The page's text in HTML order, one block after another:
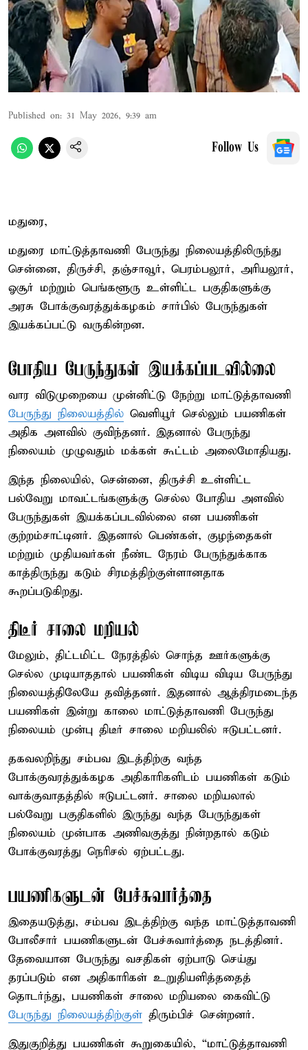
Published on: 31 May 2026, 9:39 am
Follow Us
மதுரை,
மதுரை மாட்டுத்தாவணி பேருந்து நிலையத்திலிருந்து
சென்னை, திருச்சி, தஞ்சாவூர், பெரம்பலூர், அரியலூர்,
ஓசூர் மற்றும் பெங்களூரு உள்ளிட்ட பகுதிகளுக்கு
அரசு போக்குவரத்துக்கழகம் சார்பில் பேருந்துகள்
இயக்கப்பட்டு வருகின்றன.
போதிய பேருந்துகள் இயக்கப்படவில்லை
வார விடுமுறையை முன்னிட்டு நேற்று மாட்டுத்தாவணி
பேருந்து நிலையத்தில் வெளியூர் செல்லும் பயணிகள்
அதிக அளவில் குவிந்தனர். இதனால் பேருந்து
நிலையம் முழுவதும் மக்கள் கூட்டம் அலைமோதியது.
இந்த நிலையில், சென்னை, திருச்சி உள்ளிட்ட
பல்வேறு மாவட்டங்களுக்கு செல்ல போதிய அளவில்
பேருந்துகள் இயக்கப்படவில்லை என பயணிகள்
குற்றம்சாட்டினர். இதனால் பெண்கள், குழந்தைகள்
மற்றும் முதியவர்கள் நீண்ட நேரம் பேருந்துக்காக
காத்திருந்து கடும் சிரமத்திற்குள்ளானதாக
கூறப்படுகிறது.
திடீர் சாலை மறியல்
மேலும், திட்டமிட்ட நேரத்தில் சொந்த ஊர்களுக்கு
செல்ல முடியாததால் பயணிகள் விடிய விடிய பேருந்து
நிலையத்திலேயே தவித்தனர். இதனால் ஆத்திரமடைந்த
பயணிகள் இன்று காலை மாட்டுத்தாவணி பேருந்து
நிலையம் முன்பு திடீர் சாலை மறியலில் ஈடுபட்டனர்.
தகவலறிந்து சம்பவ இடத்திற்கு வந்த
போக்குவரத்துக்கழக அதிகாரிகளிடம் பயணிகள் கடும்
வாக்குவாதத்தில் ஈடுபட்டனர். சாலை மறியலால்
பல்வேறு பகுதிகளில் இருந்து வந்த பேருந்துகள்
நிலையம் முன்பாக அணிவகுத்து நின்றதால் கடும்
போக்குவரத்து நெரிசல் ஏற்பட்டது.
பயணிகளுடன் பேச்சுவார்த்தை
இதையடுத்து, சம்பவ இடத்திற்கு வந்த மாட்டுத்தாவணி
போலீசார் பயணிகளுடன் பேச்சுவார்த்தை நடத்தினர்.
தேவையான பேருந்து வசதிகள் ஏற்பாடு செய்து
தரப்படும் என அதிகாரிகள் உறுதியளித்ததைத்
தொடர்ந்து, பயணிகள் சாலை மறியலை கைவிட்டு
பேருந்து நிலையத்திற்குள் திரும்பிச் சென்றனர்.
இதுகுறித்து பயணிகள் கூறுகையில், “மாட்டுத்தாவணி